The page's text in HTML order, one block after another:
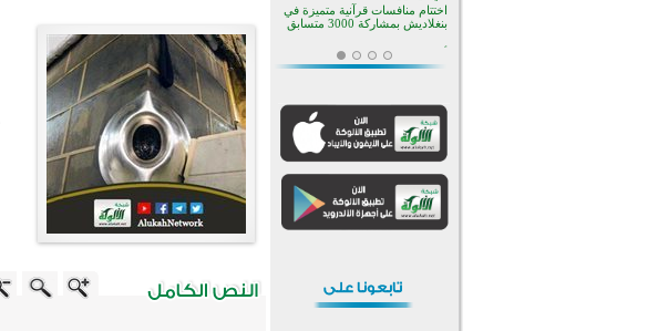
بأستراليا
افتتاح تاريخي لأول مسجد في بلييفليا
بالجبل الأسود منذ أكثر من قرن
منطقة ريبوفسي تحتفل بميلاد
أكبر مشروع إسلامي في ريف
أستراليا يفتتح أبوابه بعد سنوات من
العمل والعطاء
القرآن والتربية في صدارة البرامج
الصيفية للمسلمين في بينزا
وساراتوف وموردوفيا هذا العام
اختتام الدورة التاسعة لمسابقة حفظ
وتلاوة القرآن الكريم في أزناكاييف
اختتام منافسات قرآنية متميزة في
بنغلاديش بمشاركة 3000 متسابق